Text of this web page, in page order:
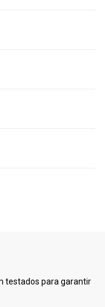
testados para garantir